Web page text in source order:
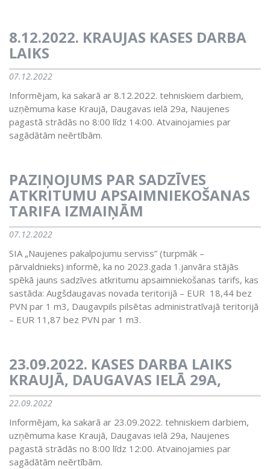
8.12.2022. KRAUJAS KASES DARBA
LAIKS
07.12.2022
Informējam, ka sakarā ar 8.12.2022. tehniskiem darbiem,
uzņēmuma kase Kraujā, Daugavas ielā 29a, Naujenes
pagastā strādās no 8:00 līdz 14:00. Atvainojamies par
sagādātām neērtībām.
PAZIŅOJUMS PAR SADZĪVES
ATKRITUMU APSAIMNIEKOŠANAS
TARIFA IZMAIŅĀM
07.12.2022
SIA „Naujenes pakalpojumu serviss” (turpmāk –
pārvaldnieks) informē, ka no 2023.gada 1.janvāra stājās
spēkā jauns sadzīves atkritumu apsaimniekošanas tarifs, kas
sastāda: Augšdaugavas novada teritorijā – EUR 18,44 bez
PVN par 1 m3, Daugavpils pilsētas administratīvajā teritorijā
– EUR 11,87 bez PVN par 1 m3.
23.09.2022. KASES DARBA LAIKS
KRAUJĀ, DAUGAVAS IELĀ 29A,
22.09.2022
Informējam, ka sakarā ar 23.09.2022. tehniskiem darbiem,
uzņēmuma kase Kraujā, Daugavas ielā 29a, Naujenes
pagastā strādās no 8:00 līdz 12:00. Atvainojamies par
sagādātām neērtībām.